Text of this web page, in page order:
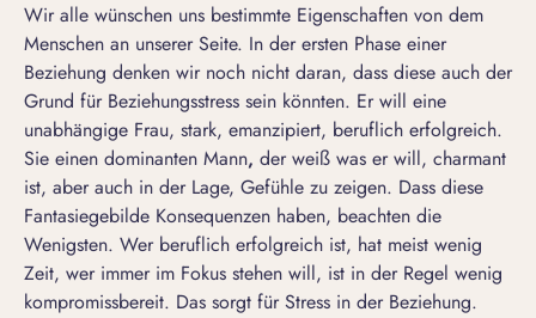
Wir alle wünschen uns bestimmte Eigenschaften von dem
Menschen an unserer Seite. In derersten Phase einer
Beziehung denken wir noch nicht daran, dass diese auch der
Grund für Beziehungsstress sein könnten. Er will eine
unabhängige Frau, stark, emanzipiert, beruflich erfolgreich.
Sie einen dominanten Mann, der weiß was er will, charmant
ist, aber auch in der Lage, Gefühle zu zeigen. Dass diese
Fantasiegebilde Konsequenzen haben, beachten die
Wenigsten. Wer beruflich erfolgreich ist, hat meist wenig
Zeit, wer immer im Fokus stehen will, ist in der Regel wenig
kompromissbereit. Das sorgt für Stress in der Beziehung.